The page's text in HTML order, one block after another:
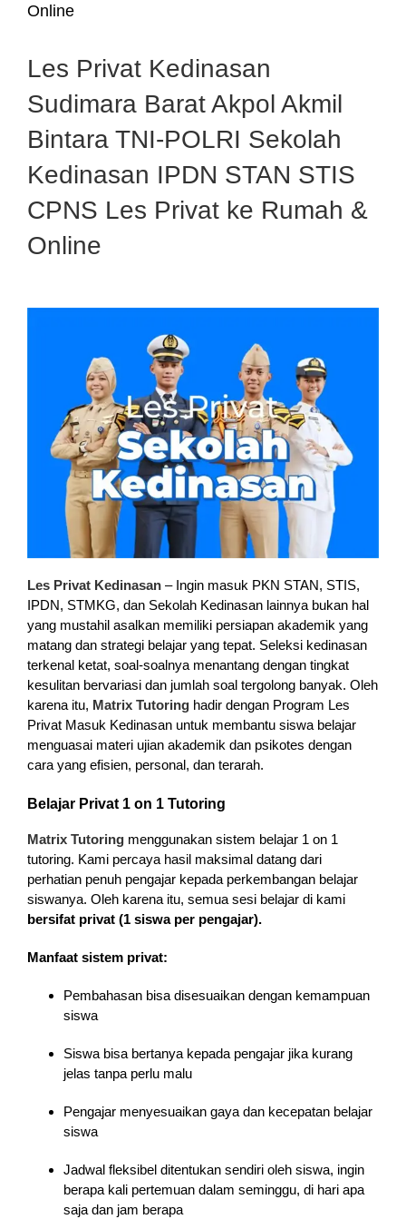
Online
Les Privat Kedinasan
Sudimara Barat Akpol Akmil
Bintara TNI-POLRI Sekolah
Kedinasan IPDN STAN STIS
CPNS Les Privat ke Rumah &
Online
Les Privat Kedinasan– Ingin masuk PKN STAN, STIS,
IPDN, STMKG, dan Sekolah Kedinasan lainnya bukan hal
yang mustahil asalkan memiliki persiapan akademik yang
matang dan strategi belajar yang tepat. Seleksi kedinasan
terkenal ketat, soal-soalnya menantang dengan tingkat
kesulitan bervariasi dan jumlah soal tergolong banyak. Oleh
karena itu, Matrix Tutoringhadir dengan Program Les
Privat Masuk Kedinasan untuk membantu siswa belajar
menguasai materi ujian akademik dan psikotes dengan
cara yang efisien, personal, dan terarah.
Belajar Privat 1 on 1 Tutoring
Matrix Tutoringmenggunakan sistem belajar 1 on 1
tutoring. Kami percaya hasil maksimal datang dari
perhatian penuh pengajar kepada perkembangan belajar
siswanya. Oleh karena itu, semua sesi belajar di kami
bersifat privat (1 siswa per pengajar).
Manfaat sistem privat:
Pembahasan bisa disesuaikan dengan kemampuan
siswa
Siswa bisa bertanya kepada pengajar jika kurang
jelas tanpa perlu malu
Pengajar menyesuaikan gaya dan kecepatan belajar
siswa
Jadwal fleksibel ditentukan sendiri oleh siswa, ingin
berapa kali pertemuan dalam seminggu, di hari apa
saja dan jam berapa